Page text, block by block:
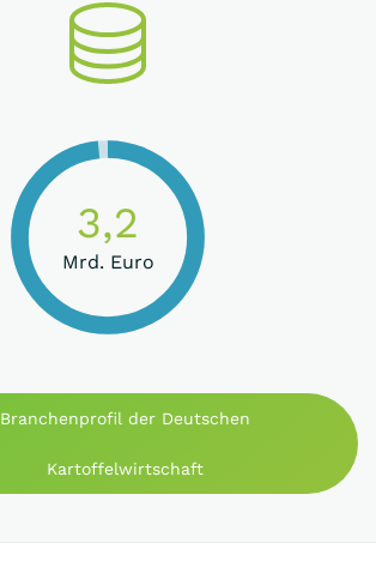
3,2
Mrd. Euro
Branchenprofil der Deutschen
Kartoffelwirtschaft